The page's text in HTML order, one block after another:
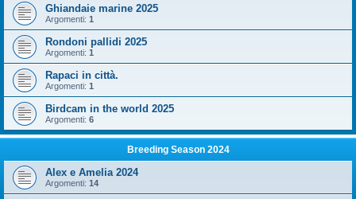
Ghiandaie marine 2025
Argomenti: 1
Rondoni pallidi 2025
Argomenti: 1
Rapaci in città.
Argomenti: 1
Birdcam in the world 2025
Argomenti: 6
Breeding Season 2024
Alex e Amelia 2024
Argomenti: 14